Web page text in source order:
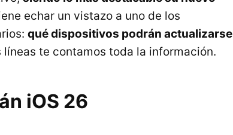
echar un vistazo a uno de los
qué dispositivos podrán actualizarse
líneas te contamos toda la información.
iOS 26